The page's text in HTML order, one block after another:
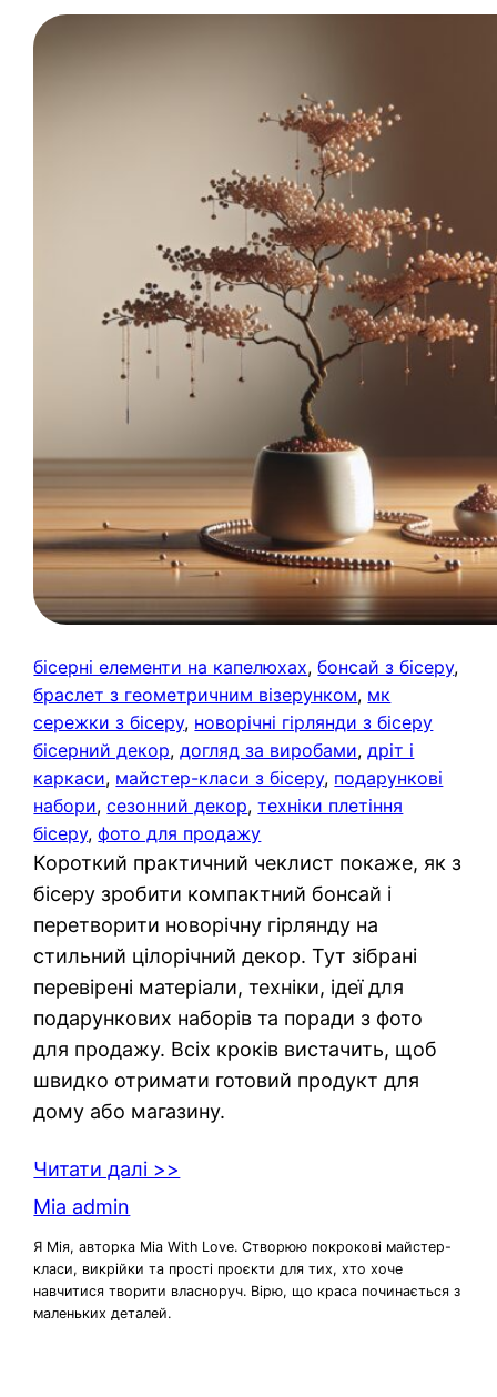
бісерні елементи на капелюхах, бонсай з бісеру
браслет з геометричним візерунком, мк
сережки з бісеру, новорічні гірлянди з бісеру
бісерний декор, догляд за виробами, дріт і
каркаси, майстер-класи з бісеру, подарункові
набори, сезонний декор, техніки плетіння
бісеру, фото для продажу
Короткий практичний чеклист покаже, як з
бісеру зробити компактний бонсай і
перетворити новорічну гірлянду на
стильний цілорічний декор. Тут зібрані
перевірені матеріали, техніки, ідеї для
подарункових наборів та поради з фото
для продажу. Всіх кроків вистачить, щоб
швидко отримати готовий продукт для
дому або магазину.
Читати далі >>
Mia admin
Я Мія, авторка Mia With Love. Створюю покрокові майстер-
класи, викрійки та прості проєкти для тих, хто хоче
навчитися творити власноруч. Вірю, що краса починається з
маленьких деталей.